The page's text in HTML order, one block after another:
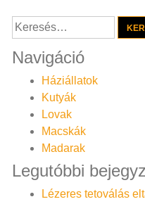
Keresés:
Navigáció
Háziállatok
Kutyák
Lovak
Macskák
Madarak
Legutóbbi
Lézeres tetoválás